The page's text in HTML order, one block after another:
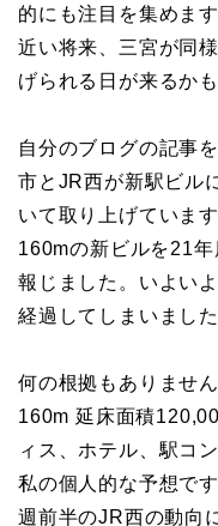
的にも注目を集めま
近い将来、三宮が同
げられる日が来るか
自分のブログの記事
市とJR西が新駅ビル
いて取り上げていま
160mの新ビルを21
報じました。いよい
経過してしまいました
何の根拠もありませ
160m 延床面積
ィス、ホテル、駅コ
私の個人的な予想で
週前半のJR西の動向